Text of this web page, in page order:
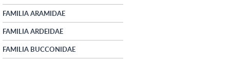
FAMILIA ARAMIDAE
FAMILIA ARDEIDAE
FAMILIA BUCCONIDAE